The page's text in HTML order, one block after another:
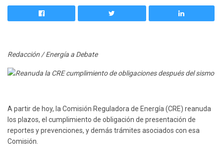
Redacción / Energía a Debate
A partir de hoy, la Comisión Reguladora de Energía (CRE) reanuda
los plazos, el cumplimiento de obligación de presentación de
reportes y prevenciones, y demás trámites asociados con esa
Comisión.